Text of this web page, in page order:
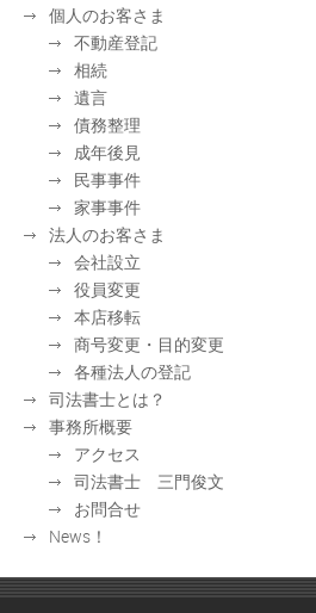
個人のお客さま
不動産登記
相続
遺言
債務整理
成年後見
民事事件
家事事件
法人のお客さま
会社設立
役員変更
本店移転
商号変更・目的変更
各種法人の登記
司法書士とは？
事務所概要
アクセス
司法書士 三門俊文
お問合せ
News！